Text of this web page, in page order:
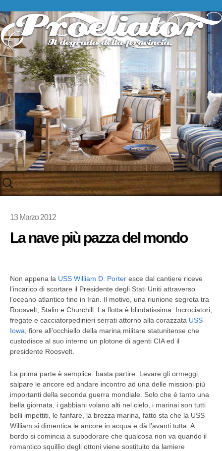
Skip
to
content
13 Marzo 2012
La nave più pazza del mondo
Non appena la USS William D. Porter esce dal cantiere riceve
l’incarico di scortare il Presidente degli Stati Uniti attraverso
l’oceano atlantico fino in Iran. Il motivo, una riunione segreta tra
Roosvelt, Stalin e Churchill. La flotta è blindatissima. Incrociatori,
fregate e cacciatorpedinieri serrati attorno alla corazzata USS
Iowa , fiore all’occhiello della marina militare statunitense che
custodisce al suo interno un plotone di agenti CIA ed il
presidente Roosvelt.
La prima parte è semplice: basta partire. Levare gli ormeggi,
salpare le ancore ed andare incontro ad una delle missioni più
importanti della seconda guerra mondiale. Solo che é tanto una
bella giornata, i gabbiani volano alti nel cielo, i marinai son tutti
belli impettiti, le fanfare, la brezza marina, fatto sta che la USS
William si dimentica le ancore in acqua e dà l’avanti tutta. A
bordo si comincia a subodorare che qualcosa non va quando il
romantico squillìo degli ottoni viene sostituito da lamiere